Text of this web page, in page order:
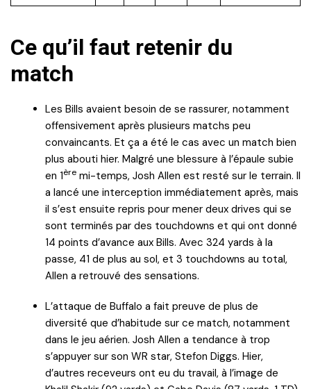
Ce qu’il faut retenir du
match
Les Bills avaient besoin de se rassurer, notamment
offensivement après plusieurs matchs peu
convaincants. Et ça a été le cas avec un match bien
plus abouti hier. Malgré une blessure à l’épaule subie
en 1ère mi-temps, Josh Allen est resté sur le terrain. Il
a lancé une interception immédiatement après, mais
il s’est ensuite repris pour mener deux drives qui se
sont terminés par des touchdowns et qui ont donné
14 points d’avance aux Bills. Avec 324 yards à la
passe, 41 de plus au sol, et 3 touchdowns au total,
Allen a retrouvé des sensations.
L’attaque de Buffalo a fait preuve de plus de
diversité que d’habitude sur ce match, notamment
dans le jeu aérien. Josh Allen a tendance à trop
s’appuyer sur son WR star, Stefon Diggs. Hier,
d’autres receveurs ont eu du travail, à l’image de